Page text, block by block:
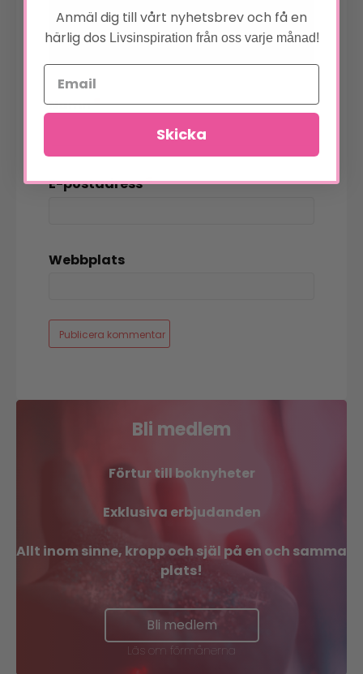
Namn*
E-postadress*
Webbplats
Bli medlem
Förtur till boknyheter
Exklusiva erbjudanden
Allt inom sinne, kropp och själ på en och samma
plats!
Bli medlem
Läs om förmånerna
Anmäl dig till vårt nyhetsbrev och få en
härlig dos Livsinspiration från oss varje månad!
Skicka